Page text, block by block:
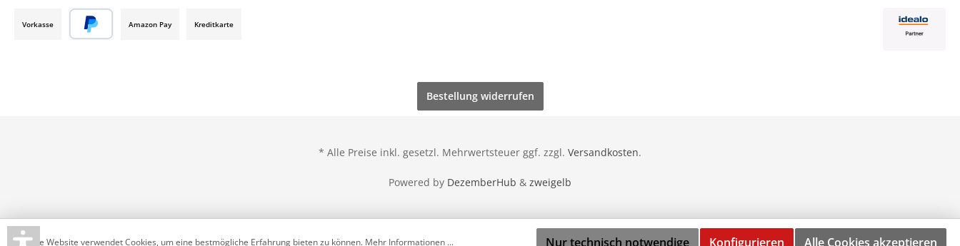
Vorkasse Amazon Pay Kreditkarte
Bestellung widerrufen
* Alle Preise inkl. gesetzl. Mehrwertsteuer ggf. zzgl. Versandkosten.
Powered by DezemberHub & zweigelb
Diese Website verwendet Cookies, um eine bestmögliche Erfahrung bieten zu können. Mehr Informationen ... Nur technisch notwendige Konfigurieren Alle Cookies akzeptieren